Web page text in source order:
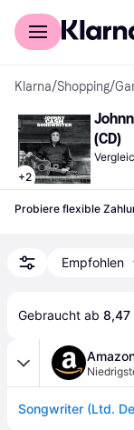
Für Shopper
Klarna/Shopping/
+2
(CD)
Probiere flexible
Empfohlen
Gebraucht ab 8,47
Songwriter (Ltd.